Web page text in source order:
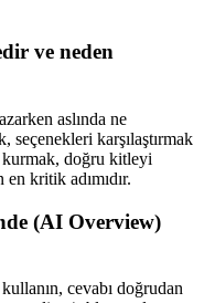
ve neden
aslında ne
karşılaştırmak
kurmak, doğru kitleyi
en kritik adımıdır.
(AI Overview)
cevabı doğrudan